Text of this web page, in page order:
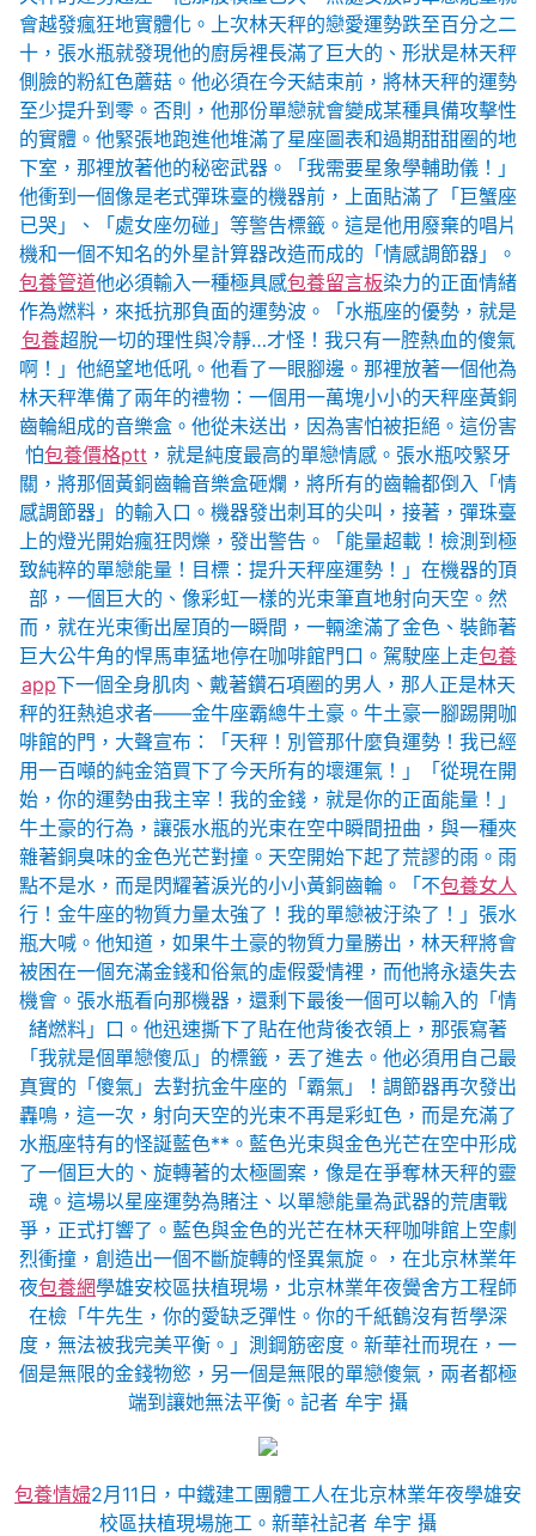
會越發瘋狂地實體化。上次林天秤的戀愛運勢跌至百分之二
十，張水瓶就發現他的廚房裡長滿了巨大的、形狀是林天秤
側臉的粉紅色蘑菇。他必須在今天結束前，將林天秤的運勢
至少提升到零。否則，他那份單戀就會變成某種具備攻擊性
的實體。他緊張地跑進他堆滿了星座圖表和過期甜甜圈的地
下室，那裡放著他的秘密武器。「我需要星象學輔助儀！」
他衝到一個像是老式彈珠臺的機器前，上面貼滿了「巨蟹座
已哭」、「處女座勿碰」等警告標籤。這是他用廢棄的唱片
機和一個不知名的外星計算器改造而成的「情感調節器」。
包養管道他必須輸入一種極具感包養留言板染力的正面情緒
作為燃料，來抵抗那負面的運勢波。「水瓶座的優勢，就是
包養超脫一切的理性與冷靜…才怪！我只有一腔熱血的傻氣
啊！」他絕望地低吼。他看了一眼腳邊。那裡放著一個他為
林天秤準備了兩年的禮物：一個用一萬塊小小的天秤座黃銅
齒輪組成的音樂盒。他從未送出，因為害怕被拒絕。這份害
怕包養價格ptt ，就是純度最高的單戀情感。張水瓶咬緊牙
關，將那個黃銅齒輪音樂盒砸爛，將所有的齒輪都倒入「情
感調節器」的輸入口。機器發出刺耳的尖叫，接著，彈珠臺
上的燈光開始瘋狂閃爍，發出警告。「能量超載！檢測到極
致純粹的單戀能量！目標：提升天秤座運勢！」在機器的頂
部，一個巨大的、像彩虹一樣的光束筆直地射向天空。然
而，就在光束衝出屋頂的一瞬間，一輛塗滿了金色、裝飾著
巨大公牛角的悍馬車猛地停在咖啡館門口。駕駛座上走包養
app下一個全身肌肉、戴著鑽石項圈的男人，那人正是林天
秤的狂熱追求者——金牛座霸總牛土豪。牛土豪一腳踢開咖
啡館的門，大聲宣布：「天秤！別管那什麼負運勢！我已經
用一百噸的純金箔買下了今天所有的壞運氣！」「從現在開
始，你的運勢由我主宰！我的金錢，就是你的正面能量！」
牛土豪的行為，讓張水瓶的光束在空中瞬間扭曲，與一種夾
雜著銅臭味的金色光芒對撞。天空開始下起了荒謬的雨。雨
點不是水，而是閃耀著淚光的小小黃銅齒輪。「不包養女人
行！金牛座的物質力量太強了！我的單戀被汙染了！」張水
瓶大喊。他知道，如果牛土豪的物質力量勝出，林天秤將會
被困在一個充滿金錢和俗氣的虛假愛情裡，而他將永遠失去
機會。張水瓶看向那機器，還剩下最後一個可以輸入的「情
緒燃料」口。他迅速撕下了貼在他背後衣領上，那張寫著
「我就是個單戀傻瓜」的標籤，丟了進去。他必須用自己最
真實的「傻氣」去對抗金牛座的「霸氣」！調節器再次發出
轟鳴，這一次，射向天空的光束不再是彩虹色，而是充滿了
水瓶座特有的怪誕藍色**。藍色光束與金色光芒在空中形成
了一個巨大的、旋轉著的太極圖案，像是在爭奪林天秤的靈
魂。這場以星座運勢為賭注、以單戀能量為武器的荒唐戰
爭，正式打響了。藍色與金色的光芒在林天秤咖啡館上空劇
烈衝撞，創造出一個不斷旋轉的怪異氣旋。，在北京林業年
夜包養網學雄安校區扶植現場，北京林業年夜黌舍方工程師
在檢「牛先生，你的愛缺乏彈性。你的千紙鶴沒有哲學深
度，無法被我完美平衡。」測鋼筋密度。新華社而現在，一
個是無限的金錢物慾，另一個是無限的單戀傻氣，兩者都極
端到讓她無法平衡。記者 牟宇 攝
包養情婦2月11日，中鐵建工團體工人在北京林業年夜學雄安
校區扶植現場施工。新華社記者 牟宇 攝